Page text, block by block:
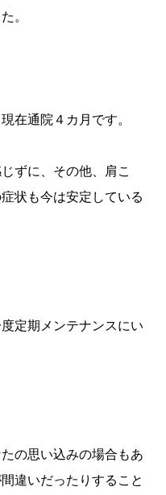
。
在通院４カ月です。
ずに、その他、肩こ
状も今は安定している
定期メンテナンスにい
の思い込みの場合もあ
違いだったりすること